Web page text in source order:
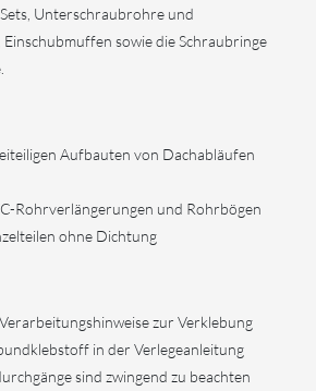
Unterschraubrohre und
sowie die Schraubringe
Aufbauten von Dachabläufen
Rohrverlängerungen und Rohrbögen
ohne Dichtung
zur Verklebung
in der Verlegeanleitung
sind zwingend zu beachten